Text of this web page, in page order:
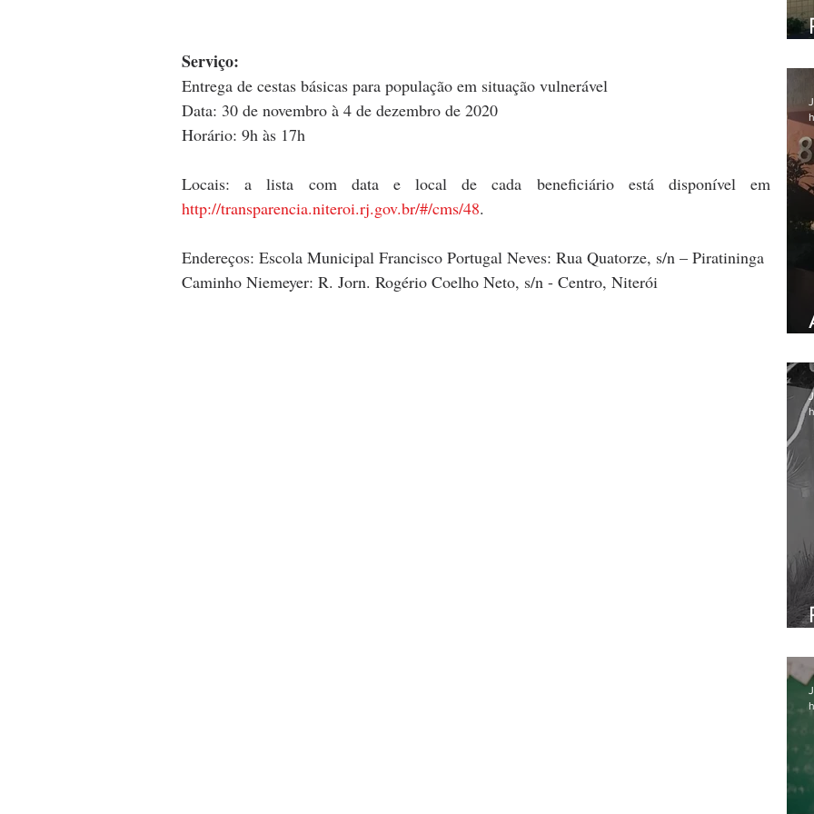
Serviço:
Entrega de cestas básicas para população em situação vulnerável
Data: 30 de novembro à 4 de dezembro de 2020
Horário: 9h às 17h
http://transparencia.niteroi.rj.gov.br/#/cms/48.
Endereços: Escola Municipal Francisco Portugal Neves: Rua Quatorze, s/n – Piratininga
Caminho Niemeyer: R. Jorn. Rogério Coelho Neto, s/n - Centro, Niterói